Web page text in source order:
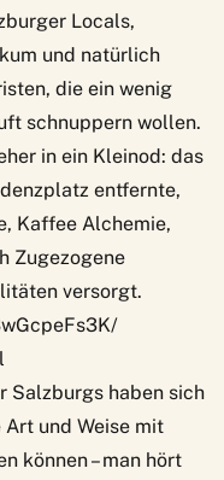
Locals,
und natürlich
die ein wenig
schnuppern wollen.
in ein Kleinod: das
entfernte,
Kaffee Alchemie,
Zugezogene
versorgt.
Salzburgs haben sich
und Weise mit
können – man hört